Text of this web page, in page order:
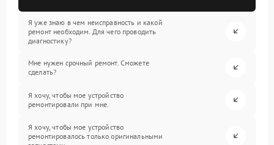
Я уже знаю в чем неисправность и какой
ремонт необходим. Для чего проводить
диагностику?
Мне нужен срочный ремонт. Сможете
сделать?
Я хочу, чтобы мое устройство
ремонтировали при мне.
Я хочу, чтобы мое устройство
ремонтировалось только оригинальными